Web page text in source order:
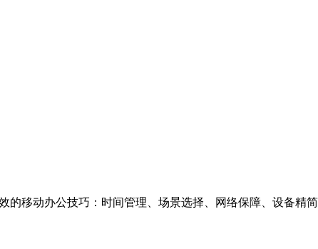
的移动办公技巧：时间管理、场景选择、网络保障、设备精